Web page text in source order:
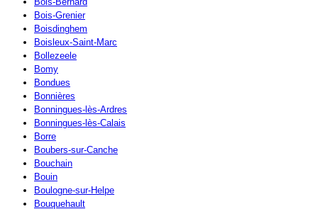
Bois-Grenier
Boisdinghem
Boisleux-Saint-Marc
Bollezeele
Bomy
Bondues
Bonnières
Bonningues-lès-Ardres
Bonningues-lès-Calais
Borre
Boubers-sur-Canche
Bouchain
Bouin
Boulogne-sur-Helpe
Bouquehault